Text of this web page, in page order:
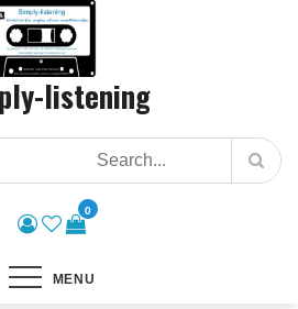
listening
0
MENU